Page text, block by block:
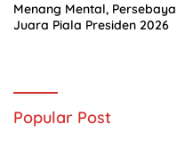
Menang Mental, Persebaya
Juara Piala Presiden 2026
Popular Post